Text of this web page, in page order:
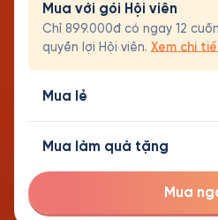
Mua với gói Hội viên
Chỉ 899.000đ có ngay 12
quyền lợi Hội viên. Xem chi
Mua lẻ
Mua làm quà tặng
Mua